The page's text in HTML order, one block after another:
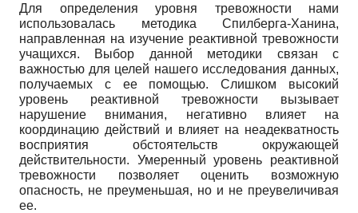
Для определения уровня тревожности нами
использовалась методика Спилбер­га-Ханина,
направленная на изучение реактивной тревожности
учащихся. Выбор данной методики связан с
важностью для целей нашего исследования данных,
получаемых с ее помощью. Слишком высокий
уровень реактивной тревожности вызывает
нарушение внимания, негативно влияет на
координацию действий и влияет на неадекватность
восприятия обстоятельств окружающей
действительности. Умеренный уровень реактивной
тревожности позволяет оценить возможную
опасность, не преуменьшая, но и не преувеличивая
ее.